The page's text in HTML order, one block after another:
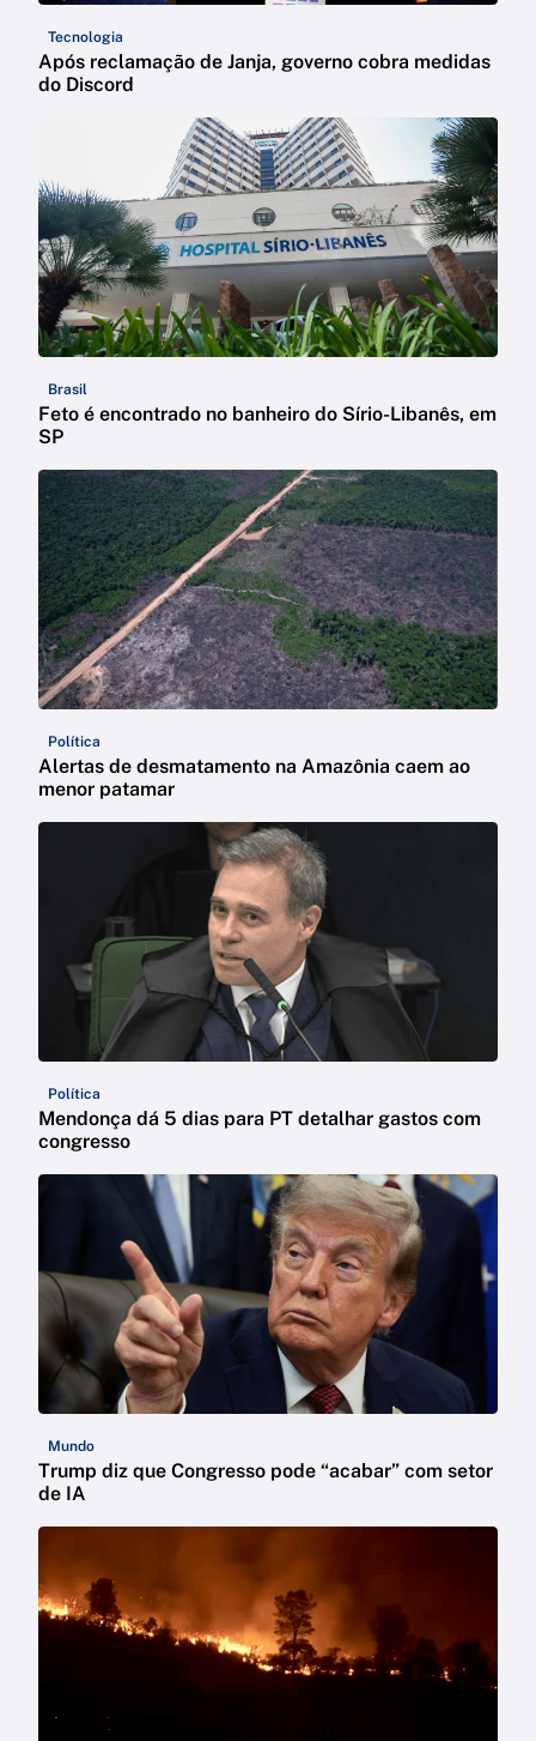
Tecnologia
Após reclamação de Janja, governo cobra medidas
do Discord
Brasil
Feto é encontrado no banheiro do Sírio-Libanês, em
SP
Política
Alertas de desmatamento na Amazônia caem ao
menor patamar
Política
Mendonça dá 5 dias para PT detalhar gastos com
congresso
Mundo
Trump diz que Congresso pode “acabar” com setor
de IA